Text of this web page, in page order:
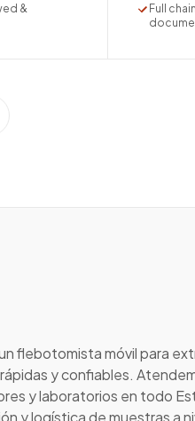
&
Full
flebotomista móvil para
y confiables.
y laboratorios en todo
y logística de muestras a